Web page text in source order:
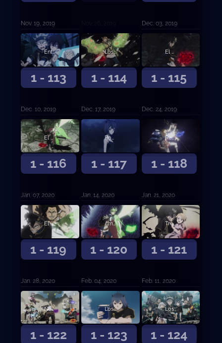
Nov. 19, 2019 Dec. 03, 2019
1 - 113
Entrando al Palacio de las Sombras
Dec. 10, 2019
1 - 114
Los invasores finales
Dec. 17, 2019
1 - 115
El cerebro
Dec. 24, 2019
1 - 116
El peor enemigo natural
Jan. 07, 2020
1 - 117
Rompiendo el sello
Jan. 14, 2020
1 - 118
Reencuentro a través del tiempo
Jan. 21, 2020
1 - 119
El ataque final
Jan. 28, 2020
1 - 120
Amanecer
Feb. 04, 2020
1 - 121
Tres problemas
Feb. 11, 2020
1 - 122
Negro absoluto
1 - 123
Los recuerdos de Nero y... (Primera parte)
1 - 124
Los recuerdos de Nero y… (Segunda parte)